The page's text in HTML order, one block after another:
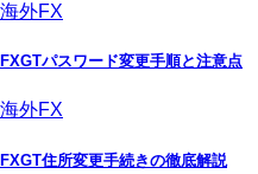
海外FX
FXGTパスワード変更手順と注意点
海外FX
FXGT住所変更手続きの徹底解説